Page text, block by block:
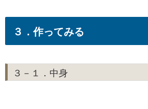
３．作ってみる
３－１．中身